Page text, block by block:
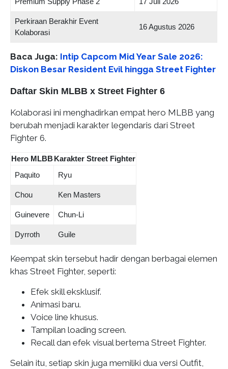
Perkiraan Berakhir Event
Kolaborasi
16 Agustus 2026
Baca Juga: Intip Capcom Mid Year Sale 2026:
Diskon Besar Resident Evil hingga Street Fighter
Daftar Skin MLBB x Street Fighter 6
Kolaborasi ini menghadirkan empat hero MLBB yang
berubah menjadi karakter legendaris dari Street
Fighter 6.
Hero MLBBKarakter Street Fighter
Paquito
Ryu
Chou Ken Masters
Guinevere Chun-Li
Dyrroth Guile
Keempat skin tersebut hadir dengan berbagai elemen
khas Street Fighter, seperti:
Efek skill eksklusif.
Animasi baru.
Voice line khusus.
Tampilan loading screen.
Recall dan efek visual bertema Street Fighter.
Selain itu, setiap skin juga memiliki dua versi Outfit,